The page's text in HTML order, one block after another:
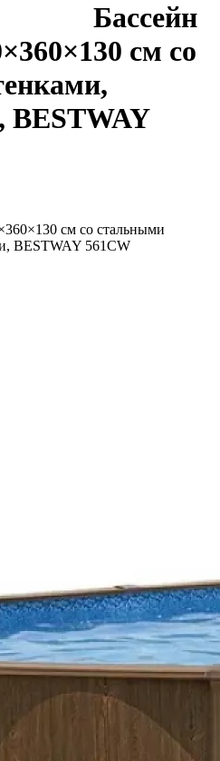
Бассейн
см со
BESTWAY
см со стальными
BESTWAY 561CW